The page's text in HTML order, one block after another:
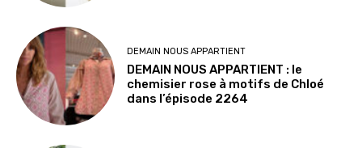
DEMAIN NOUS APPARTIENT
DEMAIN NOUS APPARTIENT : le
chemisier rose à motifs de Chloé
dans l’épisode 2264